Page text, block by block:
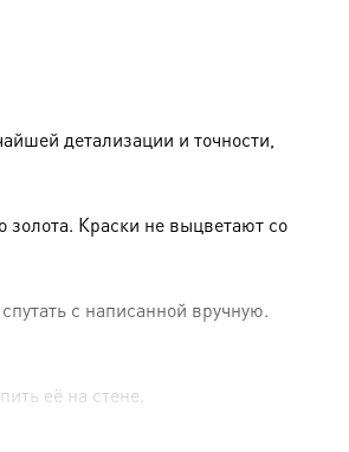
детализации и точности,
Краски не выцветают со
с написанной вручную.
её на стене.